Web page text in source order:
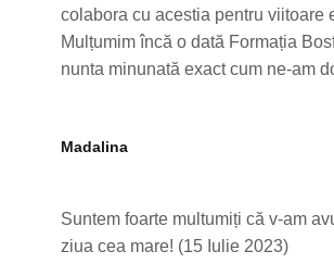
colabora cu acestia pentru viitoare
Mulțumim încă o dată Formația
nunta minunată exact cum ne-am
Madalina
Suntem foarte multumiți că v-am
ziua cea mare! (15 Iulie 2023)